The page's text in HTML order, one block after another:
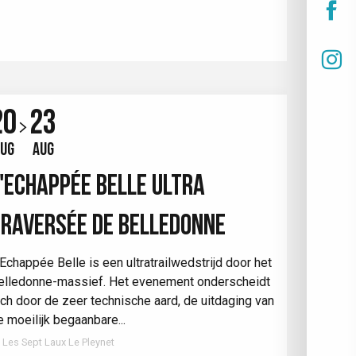
23
AUG
BELLE ULTRA
DE BELLEDONNE
Belle is een ultratrailwedstrijd door het
massief. Het evenement onderscheidt
door de zeer technische aard, de uitdaging van
moeilijk begaanbare...
Les Sept Laux Le Pleynet